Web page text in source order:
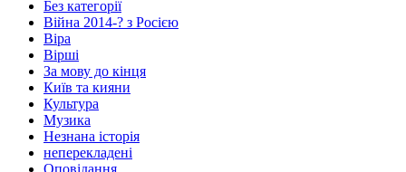
Без категорії
Війна 2014-? з Росією
Віра
Вірші
За мову до кінця
Київ та кияни
Культура
Музика
Незнана історія
неперекладені
Оповідання